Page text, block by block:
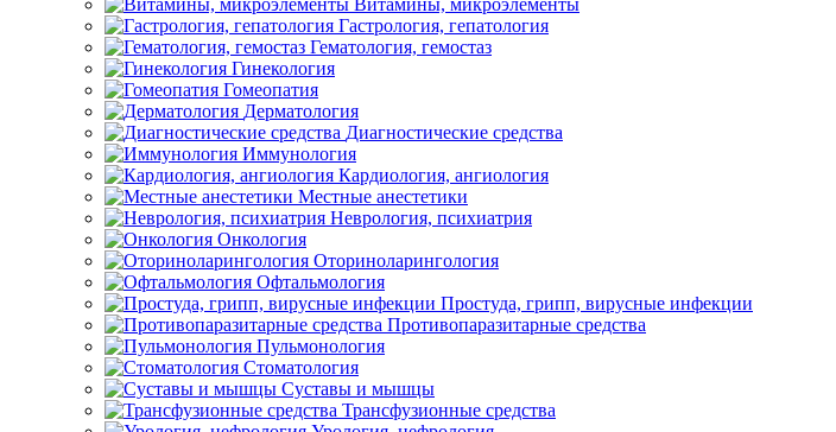
Витамины, микроэлементы
Гастрология, гепатология
Гематология, гемостаз
Гинекология
Гомеопатия
Дерматология
Диагностические средства
Иммунология
Кардиология, ангиология
Местные анестетики
Неврология, психиатрия
Онкология
Оториноларингология
Офтальмология
Простуда, грипп, вирусные инфекции
Противопаразитарные средства
Пульмонология
Стоматология
Суставы и мышцы
Трансфузионные средства